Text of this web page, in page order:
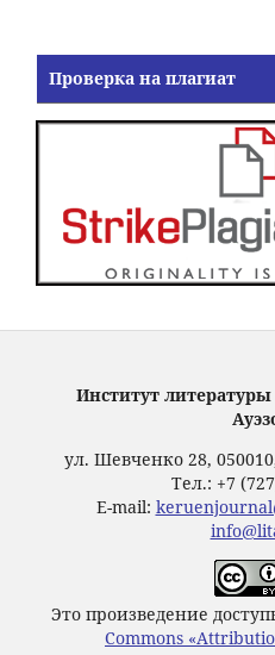
Проверка на плагиат
Институт
ул. Шевченко 28,
Тел.: +7
E-mail:
Это произведение
Commons